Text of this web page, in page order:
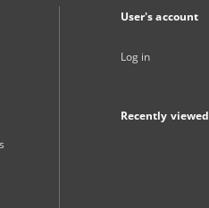
User's account
Log in
Recently viewed